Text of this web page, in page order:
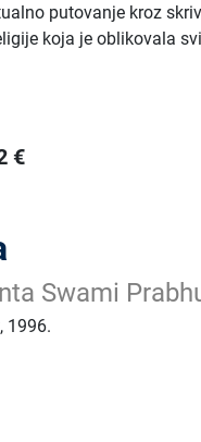
putovanje kroz
koja je oblikovala
€
Swami
, 1996.